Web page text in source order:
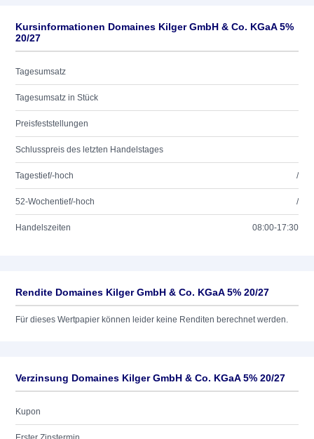
Kursinformationen Domaines Kilger GmbH & Co. KGaA 5%
20/27
Tagesumsatz
Tagesumsatz in Stück
Preisfeststellungen
Schlusspreis des letzten Handelstages
Tagestief/-hoch /
52-Wochentief/-hoch /
Handelszeiten 08:00-17:30
Rendite Domaines Kilger GmbH & Co. KGaA 5% 20/27
Für dieses Wertpapier können leider keine Renditen berechnet werden.
Verzinsung Domaines Kilger GmbH & Co. KGaA 5% 20/27
Kupon